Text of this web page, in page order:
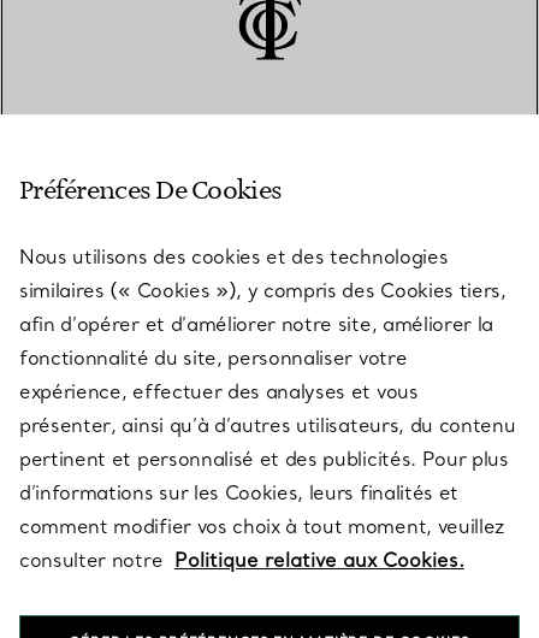
SERVICES
À PROPOS
QUESTIONS LÉGALES
SUIVEZ-NOUS
Préférences De Cookies
Nous utilisons des cookies et des technologies
similaires (« Cookies »), y compris des Cookies tiers,
afin d’opérer et d’améliorer notre site, améliorer la
fonctionnalité du site, personnaliser votre
expérience, effectuer des analyses et vous
présenter, ainsi qu’à d’autres utilisateurs, du contenu
pertinent et personnalisé et des publicités. Pour plus
d’informations sur les Cookies, leurs finalités et
comment modifier vos choix à tout moment, veuillez
consulter notre Politique relative aux Cookies.